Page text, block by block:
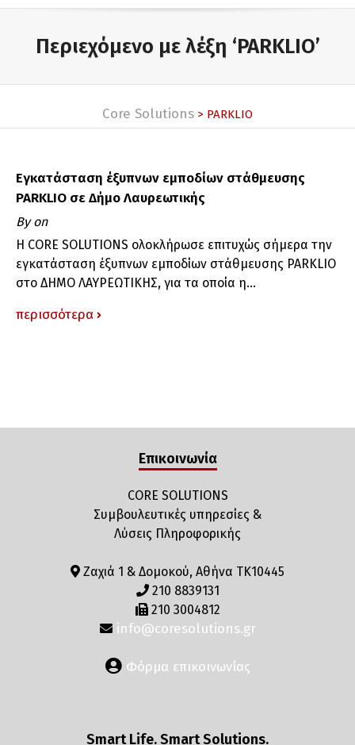
Περιεχόμενο με λέξη ‘PARKLIO’
Core Solutions > PARKLIO
Εγκατάσταση έξυπνων εμποδίων στάθμευσης
PARKLIO σε Δήμο Λαυρεωτικής
Byon
Η CORE SOLUTIONS ολοκλήρωσε επιτυχώς σήμερα την
εγκατάσταση έξυπνων εμποδίων στάθμευσης PARKLIO
στο ΔΗΜΟ ΛΑΥΡΕΩΤΙΚΗΣ, για τα οποία η...
περισσότερα
Επικοινωνία
CORE SOLUTIONS
Συμβουλευτικές υπηρεσίες &
Λύσεις Πληροφορικής
Ζαχιά 1 & Δομοκού, Αθήνα ΤΚ10445
210 8839131
210 3004812
info@coresolutions.gr
Φόρμα επικοινωνίας
Smart Life. Smart Solutions.